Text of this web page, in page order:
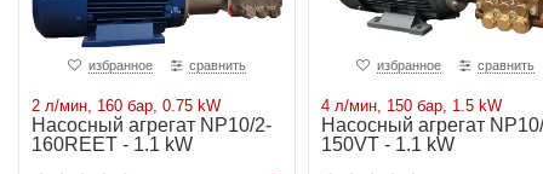
избранное сравнить
2 л/мин, 160 бар, 0.75 kW
Насосный агрегат NP10/2-
160REET - 1.1 kW
избранное сравнить
4 л/мин, 150 бар, 1.5 kW
Насосный агрегат
150VT - 1.1 kW